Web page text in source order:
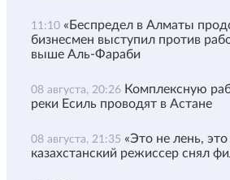
11:10 «Беспредел в Алматы
бизнесмен выступил против
выше Аль-Фараби
08 августа, 20:26 Комплексную
реки Есиль проводят в Астане
08 августа, 21:35 «Это не лень, это
казахстанский режиссер снял